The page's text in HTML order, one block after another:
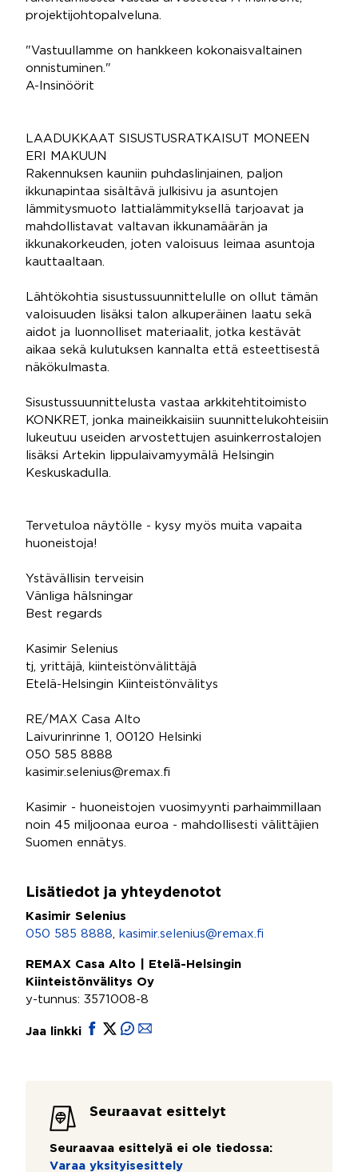
projektijohtopalveluna.
"Vastuullamme on hankkeen kokonaisvaltainen
onnistuminen."
A-Insinöörit
LAADUKKAAT SISUSTUSRATKAISUT MONEEN
ERI MAKUUN
Rakennuksen kauniin puhdaslinjainen, paljon
ikkunapintaa sisältävä julkisivu ja asuntojen
lämmitysmuoto lattialämmityksellä tarjoavat ja
mahdollistavat valtavan ikkunamäärän ja
ikkunakorkeuden, joten valoisuus leimaa asuntoja
kauttaaltaan.
Lähtökohtia sisustussuunnittelulle on ollut tämän
valoisuuden lisäksi talon alkuperäinen laatu sekä
aidot ja luonnolliset materiaalit, jotka kestävät
aikaa sekä kulutuksen kannalta että esteettisestä
näkökulmasta.
Sisustussuunnittelusta vastaa arkkitehtitoimisto
KONKRET, jonka maineikkaisiin suunnittelukohteisiin
lukeutuu useiden arvostettujen asuinkerrostalojen
lisäksi Artekin lippulaivamyymälä Helsingin
Keskuskadulla.
Tervetuloa näytölle - kysy myös muita vapaita
huoneistoja!
Ystävällisin terveisin
Vänliga hälsningar
Best regards
Kasimir Selenius
tj, yrittäjä, kiinteistönvälittäjä
Etelä-Helsingin Kiinteistönvälitys
RE/MAX Casa Alto
Laivurinrinne 1, 00120 Helsinki
050 585 8888
kasimir.selenius@remax.fi
Kasimir - huoneistojen vuosimyynti parhaimmillaan
noin 45 miljoonaa euroa - mahdollisesti välittäjien
Suomen ennätys.
Lisätiedot ja yhteydenotot
Kasimir Selenius
050 585 8888
kasimir.selenius@remax.fi
REMAX Casa Alto | Etelä-Helsingin
Kiinteistönvälitys Oy
y-tunnus: 3571008-8
Jaa linkki
Seuraavat esittelyt
Seuraavaa esittelyä ei ole tiedossa:
Varaa yksityisesittely